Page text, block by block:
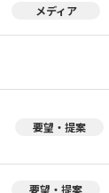
メディア
要望・提案
要望・提案